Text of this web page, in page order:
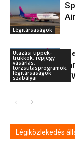
Légitársaságok
Air
Utazási tippek-
trükkök, repjegy
vásárlás,
törzsutasprogramok,
légitársaságok
szabályai
Légiközlekedés